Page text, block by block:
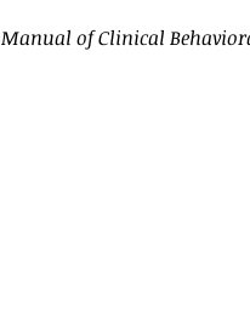
Manual of Clinical